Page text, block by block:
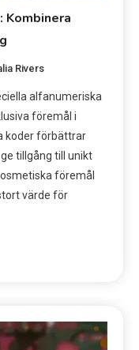
Rivers
alfanumeriska
föremål i
koder förbättrar
tillgång till unikt
föremål
värde för